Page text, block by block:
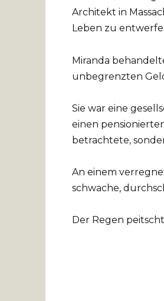
Architekt in
Leben zu
Miranda
unbegrenzten
Sie war eine
einen
betrachtete,
An einem
schwache,
Der Regen